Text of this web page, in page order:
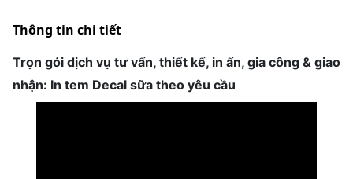
Thông tin chi tiết
Trọn gói dịch vụ tư vấn, thiết kế, in ấn, gia công & giao
nhận: In tem Decal sữa theo yêu cầu